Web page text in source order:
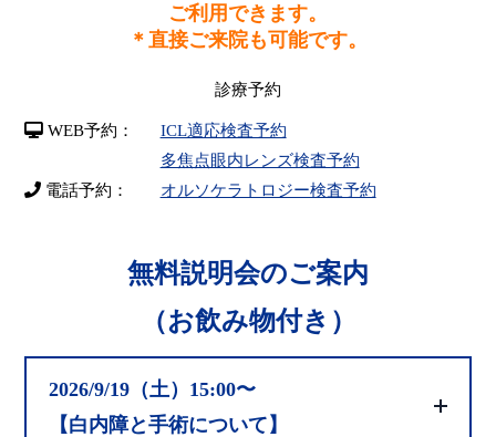
ご利用できます。
＊直接ご来院も可能です。
診療予約
WEB予約：
ICL適応検査予約
多焦点眼内レンズ検査予約
電話予約：
オルソケラトロジー検査予約
無料説明会のご案内
（お飲み物付き）
2026/9/19（土）15:00〜
【白内障と手術について】